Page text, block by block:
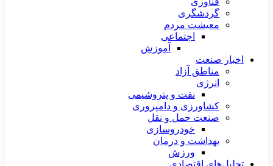
گردشگری
معیشت مردم
اجتماعی
آموزش
اخبار صنعت
مناطق آزاد
انرژی
نفت و پتروشیمی
کشاورزی و دامپروری
صنعت حمل و نقل
خودروسازی
بهداشت و درمان
ورزش
تحلیل‌های اقتصادی